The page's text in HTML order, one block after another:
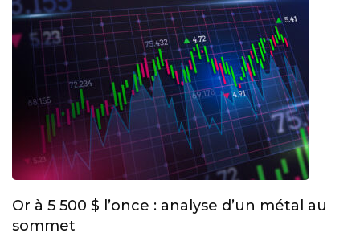
Or à 5 500 $ l’once : analyse d’un métal au
sommet